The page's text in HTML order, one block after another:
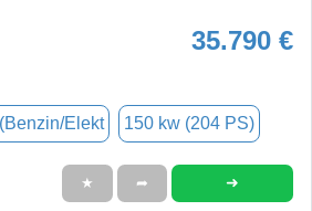
35.790 €
Elekt 150 kw (204 PS)
★ ➦ ➜